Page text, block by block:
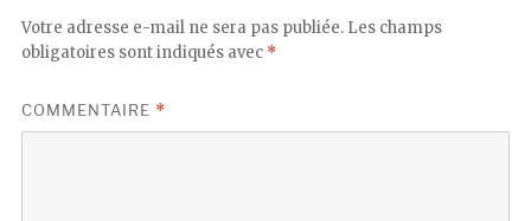
Votre adresse e-mail ne sera pas publiée. Les champs
obligatoires sont indiqués avec *
COMMENTAIRE *